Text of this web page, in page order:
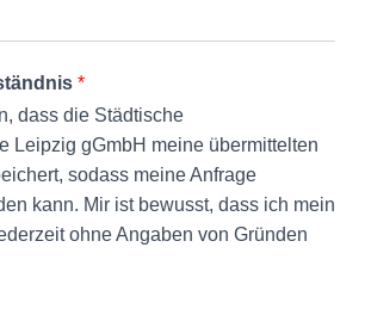
*
dass die Städtische
Leipzig gGmbH meine übermittelten
sodass meine Anfrage
kann. Mir ist bewusst, dass ich mein
ohne Angaben von Gründen